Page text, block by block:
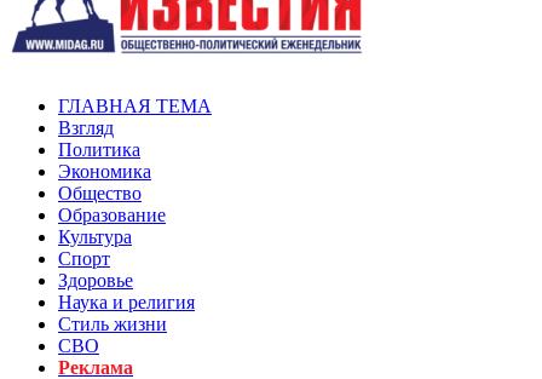
ГЛАВНАЯ ТЕМА
Взгляд
Политика
Экономика
Общество
Образование
Культура
Спорт
Здоровье
Наука и религия
Стиль жизни
СВО
Реклама